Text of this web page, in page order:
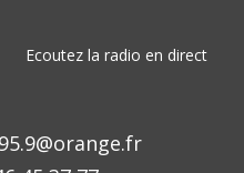
Ecoutez la radio en direct